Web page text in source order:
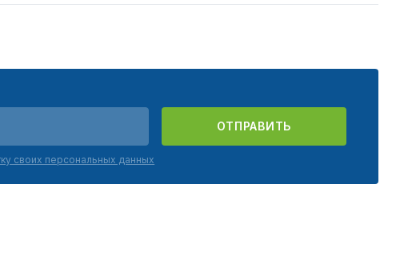
ОТПРАВИТЬ
своих персональных данных